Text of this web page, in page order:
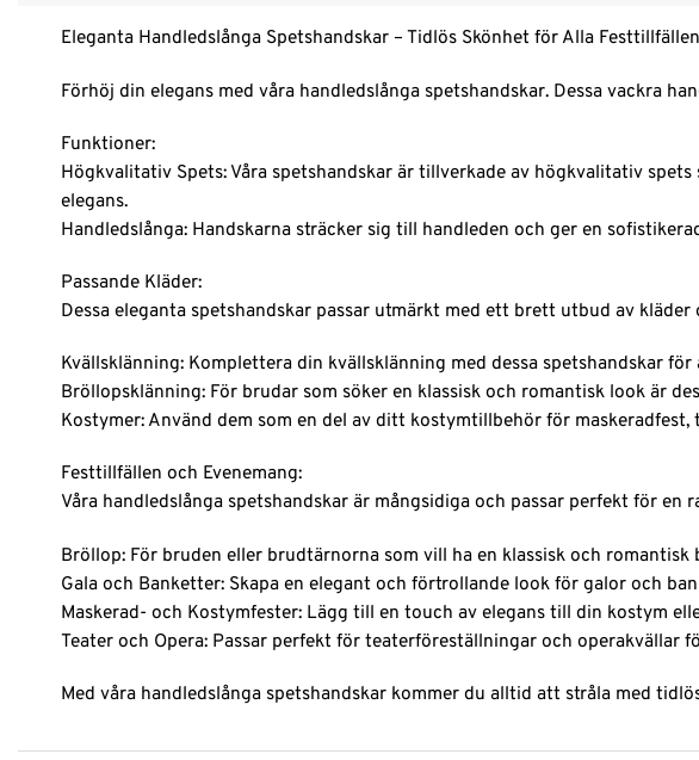
Eleganta Handledslånga Spetshandskar – Tidlös Skönhet för Alla
Förhöj din elegans med våra handledslånga spetshandskar. Dessa vackra
Funktioner:
Högkvalitativ Spets: Våra spetshandskar är tillverkade av högkvalitativ
elegans.
Handledslånga: Handskarna sträcker sig till handleden och ger en
Passande Kläder:
Dessa eleganta spetshandskar passar utmärkt med ett brett utbud av
Kvällsklänning: Komplettera din kvällsklänning med dessa spetshandskar
Bröllopsklänning: För brudar som söker en klassisk och romantisk look är
Kostymer: Använd dem som en del av ditt kostymtillbehör för
Festtillfällen och Evenemang:
Våra handledslånga spetshandskar är mångsidiga och passar perfekt för en
Bröllop: För bruden eller brudtärnorna som vill ha en klassisk och romantisk
Gala och Banketter: Skapa en elegant och förtrollande look för galor och
Maskerad- och Kostymfester: Lägg till en touch av elegans till din kostym
Teater och Opera: Passar perfekt för teaterföreställningar och operakvällar
Med våra handledslånga spetshandskar kommer du alltid att stråla med